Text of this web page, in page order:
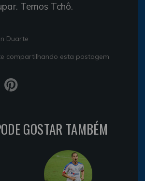
Temos Tchô.
Duarte
compartilhando esta postagem
GOSTAR TAMBÉM